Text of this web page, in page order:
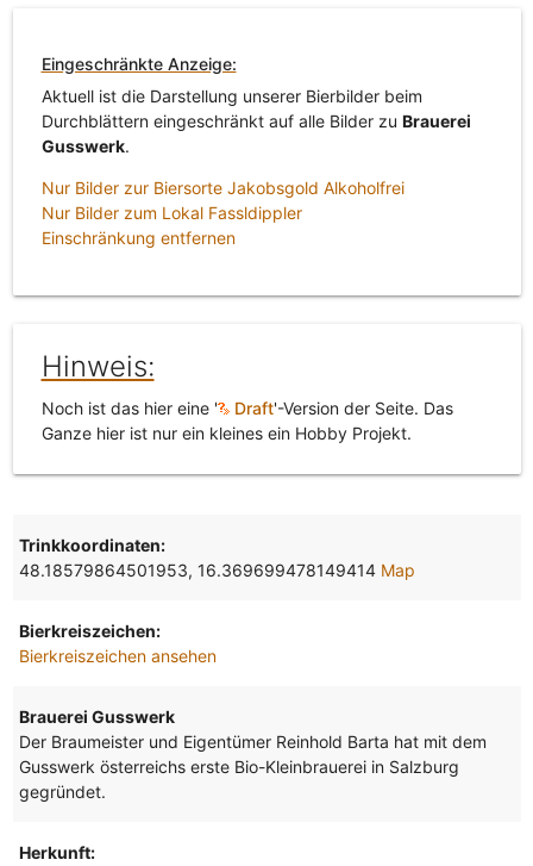
Eingeschränkte Anzeige:
Aktuell ist die Darstellung unserer Bierbilder beim
Durchblättern eingeschränkt auf alle Bilder zu Brauerei
Gusswerk.
Nur Bilder zur Biersorte Jakobsgold Alkoholfrei
Nur Bilder zum Lokal Fassldippler
Einschränkung entfernen
Hinweis:
Noch ist das hier eine ' Draft'-Version der Seite. Das
Ganze hier ist nur ein kleines ein Hobby Projekt.
Trinkkoordinaten:
48.18579864501953, 16.369699478149414 Map
Bierkreiszeichen:
Bierkreiszeichen ansehen
Brauerei Gusswerk
Der Braumeister und Eigentümer Reinhold Barta hat mit dem
Gusswerk österreichs erste Bio-Kleinbrauerei in Salzburg
gegründet.
Herkunft: